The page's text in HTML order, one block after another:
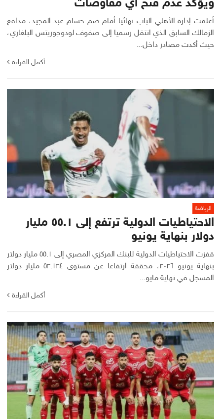
ويؤكد عدم فتح أي مفاوضات
أغلقت إدارة الأهلي الباب نهائيا أمام ضم حسام عبد المجيد، مدافع
الزمالك السابق الذي انتقل رسميا إلى صفوف لودوجوريتس البلغاري،
حيث أكدت مصادر داخل...
أكمل القراءة
الرياضة
الاحتياطيات الدولية ترتفع إلى ٥٥.١ مليار
دولار بنهاية يونيو
قفزت الاحتياطيات الدولية للبنك المركزي المصري إلى ٥٥.١ مليار دولار
بنهاية يونيو ٢٠٢٦، محققة ارتفاعا عن مستوى ٥٣.١٣٤ مليار دولار
المسجل في نهاية مايو...
أكمل القراءة